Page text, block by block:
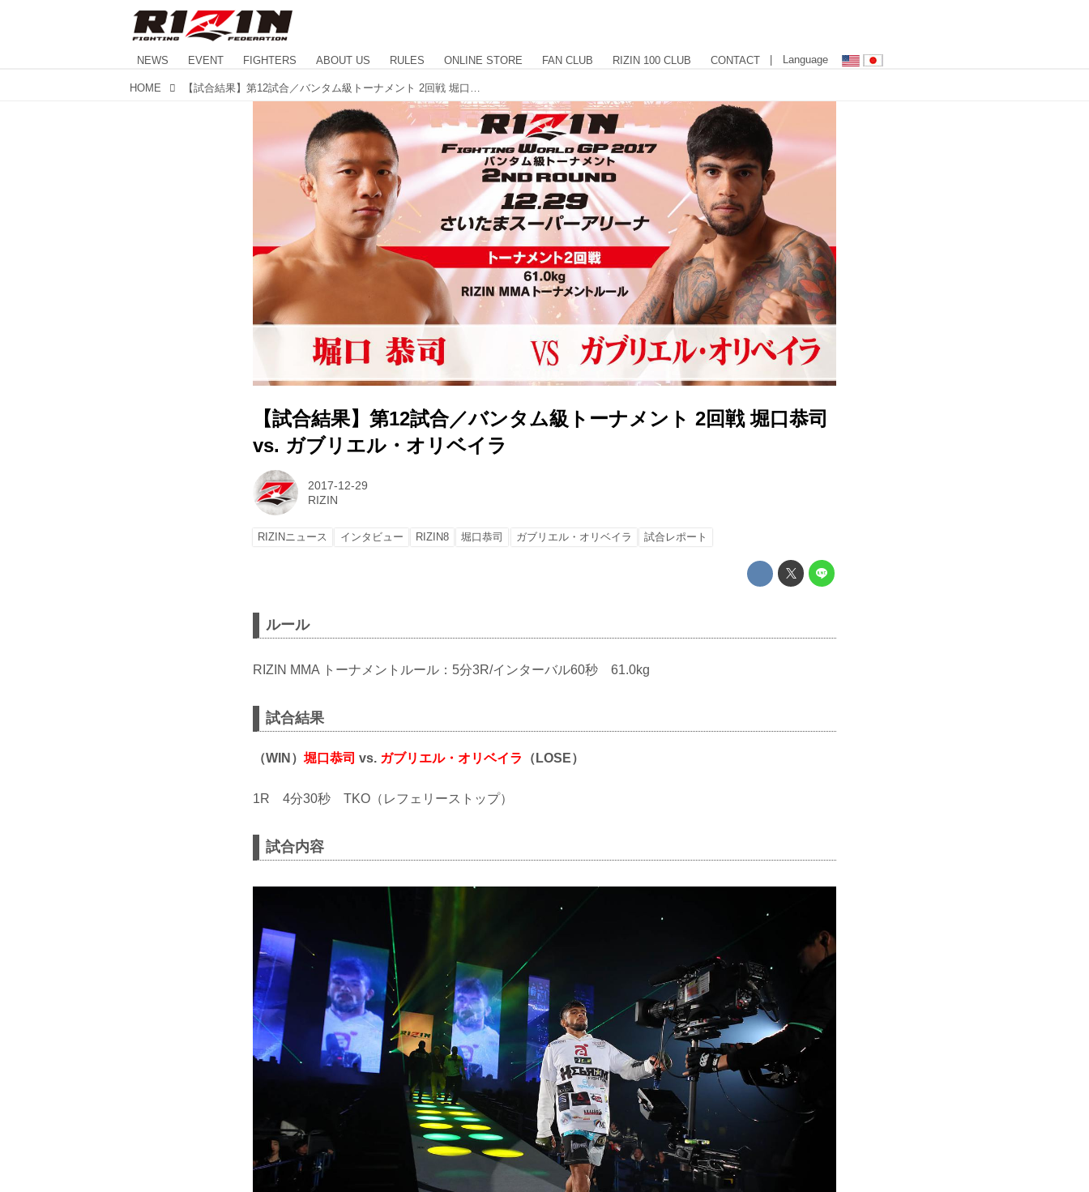
NEWS EVENT FIGHTERS ABOUT US RULES ONLINE STORE FAN CLUB RIZIN 100 CLUB CONTACT | Language
HOME
【試合結果】第12試合／バンタム級トーナメント 2回戦 堀口恭司
vs. ガブリエル・オリベイラ
2017-12-29
RIZIN
RIZINニュース インタビュー RIZIN8 堀口恭司 ガブリエル・オリベイラ 試合レポート
ルール
RIZIN MMA トーナメントルール：5分3R/インターバル60秒 61.0kg
試合結果
（WIN） 堀口恭司 vs. ガブリエル・オリベイラ （LOSE）
1R 4分30秒 TKO（レフェリーストップ）
試合内容